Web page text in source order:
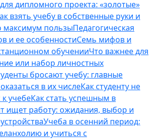
дипломного проекта: «золотые»
взять учебу в собственные руки и
максимум пользыПедагогическая
и ее особенностиСемь мифов и
обученииЧто важнее для
или набор личностных
бросают учебу: главные
в их числеКак студенту не
учебеКак стать успешным в
ищет работу: ожидания, выбор и
Учеба в осенний период:
и учиться с